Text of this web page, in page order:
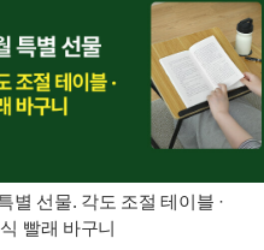
별 선물. 각도 조절 테이블 ·
빨래 바구니